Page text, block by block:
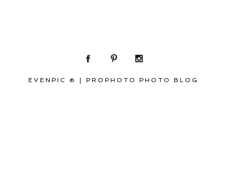
EVENPIC © PROPHOTO PHOTO BLOG